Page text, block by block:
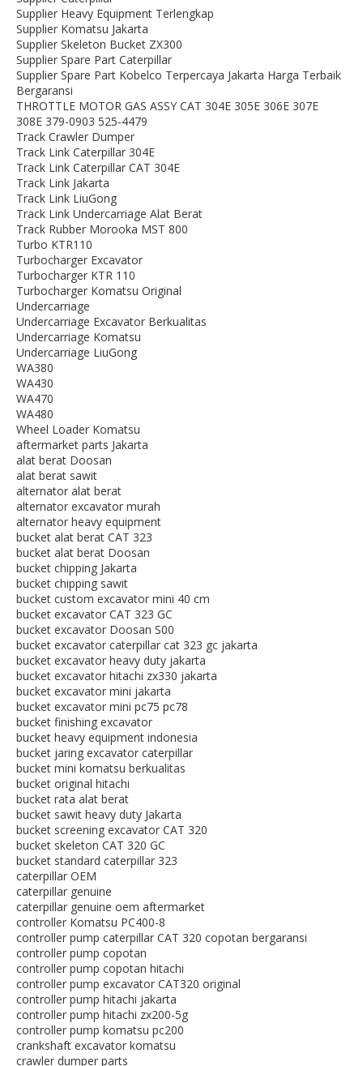
Supplier Heavy Equipment Terlengkap
Supplier Komatsu Jakarta
Supplier Skeleton Bucket ZX300
Supplier Spare Part Caterpillar
Supplier Spare Part Kobelco Terpercaya Jakarta Harga Terbaik
Bergaransi
THROTTLE MOTOR GAS ASSY CAT 304E 305E 306E 307E
308E 379-0903 525-4479
Track Crawler Dumper
Track Link Caterpillar 304E
Track Link Caterpillar CAT 304E
Track Link Jakarta
Track Link LiuGong
Track Link Undercarriage Alat Berat
Track Rubber Morooka MST 800
Turbo KTR110
Turbocharger Excavator
Turbocharger KTR 110
Turbocharger Komatsu Original
Undercarriage
Undercarriage Excavator Berkualitas
Undercarriage Komatsu
Undercarriage LiuGong
WA380
WA430
WA470
WA480
Wheel Loader Komatsu
aftermarket parts Jakarta
alat berat Doosan
alat berat sawit
alternator alat berat
alternator excavator murah
alternator heavy equipment
bucket alat berat CAT 323
bucket alat berat Doosan
bucket chipping Jakarta
bucket chipping sawit
bucket custom excavator mini 40 cm
bucket excavator CAT 323 GC
bucket excavator Doosan S00
bucket excavator caterpillar cat 323 gc jakarta
bucket excavator heavy duty jakarta
bucket excavator hitachi zx330 jakarta
bucket excavator mini jakarta
bucket excavator mini pc75 pc78
bucket finishing excavator
bucket heavy equipment indonesia
bucket jaring excavator caterpillar
bucket mini komatsu berkualitas
bucket original hitachi
bucket rata alat berat
bucket sawit heavy duty Jakarta
bucket screening excavator CAT 320
bucket skeleton CAT 320 GC
bucket standard caterpillar 323
caterpillar OEM
caterpillar genuine
caterpillar genuine oem aftermarket
controller Komatsu PC400-8
controller pump caterpillar CAT 320 copotan bergaransi
controller pump copotan
controller pump copotan hitachi
controller pump excavator CAT320 original
controller pump hitachi jakarta
controller pump hitachi zx200-5g
controller pump komatsu pc200
crankshaft excavator komatsu
crawler dumper parts